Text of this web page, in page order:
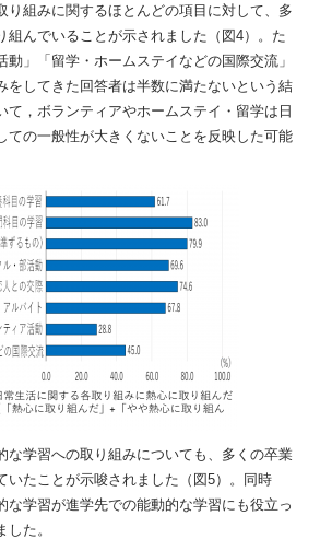
り組みに関するほとんどの項目に対して、多
組んでいることが示されました（図4）。た
動」「留学・ホームステイなどの国際交流」
をしてきた回答者は半数に満たないという結
て，ボランティアやホームステイ・留学は日
ての一般性が大きくないことを反映した可能
な学習への取り組みについても、多くの卒業
いたことが示唆されました（図5）。同時
な学習が進学先での能動的な学習にも役立っ
た。